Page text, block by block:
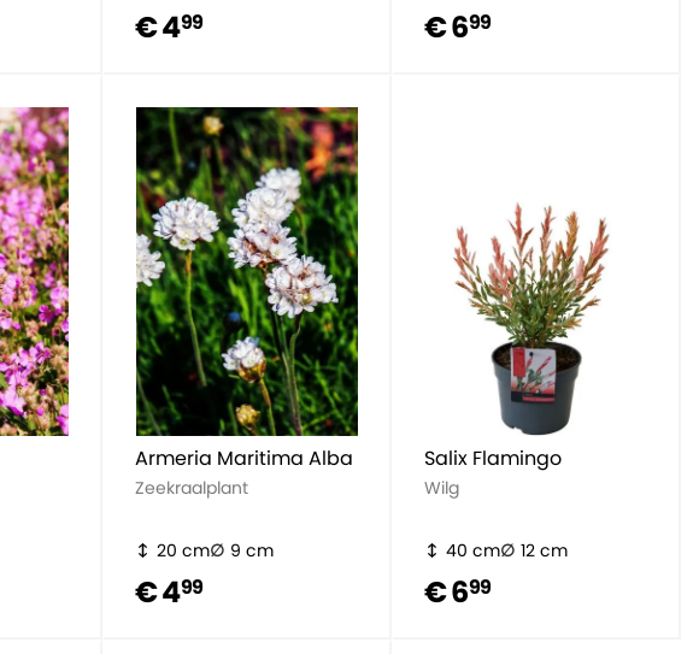
€ 499 € 699
Armeria Maritima Alba
Zeekraalplant
20 cm 9 cm
€ 499
Salix Flamingo
Wilg
40 cm 12 cm
€ 699